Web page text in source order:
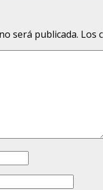
será publicada. Los